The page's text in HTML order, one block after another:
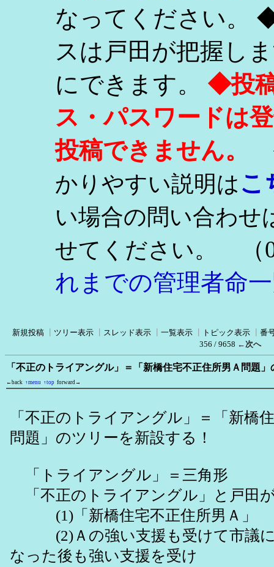
なってください。
スは戸田が把握し
にできます。 ◆投
ス・パスワードは
投稿できません。
かりやすい説明はこ
い場合の問い合わせ
せてください。
（
れまでの管理者命
新規投稿 ツリー表示 スレッド表示 一覧表示 トピック表示
番
356 / 9658 ←次へ
「不正のトライアングル」＝「新橋住宅不正住所男Ａ問題
←back ↑menu ↑top forward→
「不正のトライアングル」＝「新橋
問題」のツリーを新設する！
「トライアングル」＝三角形
「不正のトライアングル」と戸田
(1)「新橋住宅不正住所男Ａ」
(2)Ａの強い支援も受けて市議に
なった後も強い支援を受け